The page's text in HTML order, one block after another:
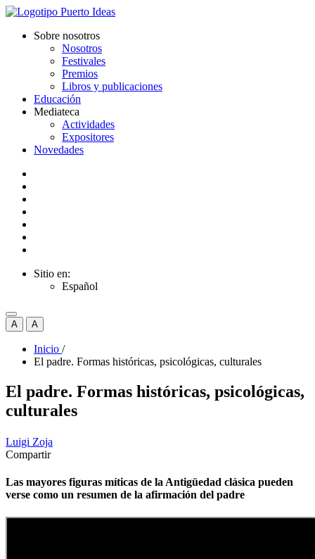
Sobre nosotros
Nosotros
Festivales
Premios
Libros y publicaciones
Educación
Mediateca
Actividades
Expositores
Novedades
Sitio en:
Español
A A
Inicio /
El padre. Formas históricas, psicológicas, culturales
El padre. Formas históricas, psicológicas,
culturales
Luigi Zoja
Compartir
Las mayores figuras míticas de la Antigüedad clásica pueden
verse como un resumen de la afirmación del padre